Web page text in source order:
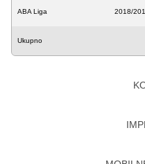
ABA Liga 2018/
Ukupno